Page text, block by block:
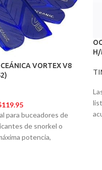
VORTEX V8
119.95
para buceadores de
de snorkel o
potencia,
H/